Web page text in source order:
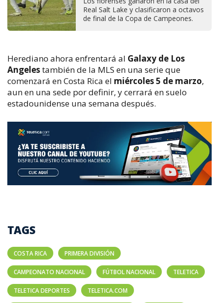
Real Salt Lake y clasificaron a octavos
de final de la Copa de Campeones.
Herediano ahora enfrentará al Galaxy de Los
Angelestambién de la MLS en una serie que
comenzará en Costa Rica el miércoles 5 de marzo,
aun en una sede por definir, y cerrará en suelo
estadounidense una semana después.
TAGS
COSTA RICA PRIMERA DIVISIÓN
CAMPEONATO NACIONAL FÚTBOL NACIONAL TELETICA
TELETICA DEPORTES TELETICA.COM